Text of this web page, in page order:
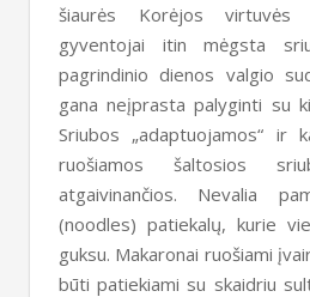
šiaurės Korėjos virtuvės
gyventojai itin mėgsta
pagrindinio dienos valgio
gana neįprasta palyginti su
Sriubos „adaptuojamos“ ir
ruošiamos šaltosios
atgaivinančios. Nevalia
(noodles) patiekalų, kurie
guksu. Makaronai ruošiami
būti patiekiami su skaidriu